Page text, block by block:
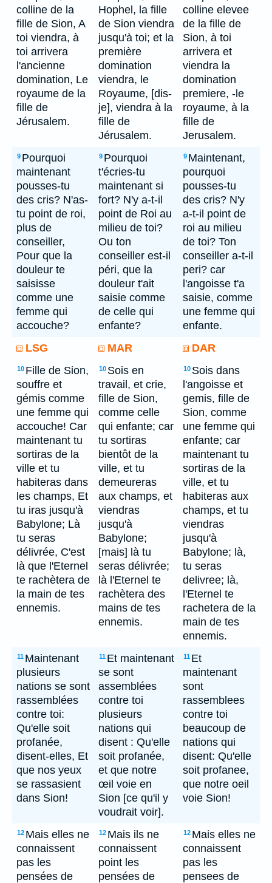
colline de la
fille de Sion, A
toi viendra, à
toi arrivera
l'ancienne
domination, Le
royaume de la
fille de
Jérusalem.
Hophel, la fille
de Sion viendra
jusqu'à toi; et la
première
domination
viendra, le
Royaume, [dis-
je], viendra à la
fille de
Jérusalem.
colline elevee
de la fille de
Sion, à toi
arrivera et
viendra la
domination
premiere, -le
royaume, à la
fille de
Jerusalem.
9 Pourquoi
maintenant
pousses-tu
des cris? N'as-
tu point de roi,
plus de
conseiller,
Pour que la
douleur te
saisisse
comme une
femme qui
accouche?
9 Pourquoi
t'écries-tu
maintenant si
fort? N'y a-t-il
point de Roi au
milieu de toi?
Ou ton
conseiller est-il
péri, que la
douleur t'ait
saisie comme
de celle qui
enfante?
9 Maintenant,
pourquoi
pousses-tu
des cris? N'y
a-t-il point de
roi au milieu
de toi? Ton
conseiller a-t-il
peri? car
l'angoisse t'a
saisie, comme
une femme qui
enfante.
LSG
MAR DAR
10 Fille de Sion,
souffre et
gémis comme
une femme qui
accouche! Car
maintenant tu
sortiras de la
ville et tu
habiteras dans
les champs, Et
tu iras jusqu'à
Babylone; Là
tu seras
délivrée, C'est
là que l'Eternel
te rachètera de
la main de tes
ennemis.
10 Sois en
travail, et crie,
fille de Sion,
comme celle
qui enfante; car
tu sortiras
bientôt de la
ville, et tu
demeureras
aux champs, et
viendras
jusqu'à
Babylone;
[mais] là tu
seras délivrée;
là l'Eternel te
rachètera des
mains de tes
ennemis.
10 Sois dans
l'angoisse et
gemis, fille de
Sion, comme
une femme qui
enfante; car
maintenant tu
sortiras de la
ville, et tu
habiteras aux
champs, et tu
viendras
jusqu'à
Babylone; là,
tu seras
delivree; là,
l'Eternel te
rachetera de la
main de tes
ennemis.
11 Maintenant
plusieurs
nations se sont
rassemblées
contre toi:
Qu'elle soit
profanée,
disent-elles, Et
que nos yeux
se rassasient
dans Sion!
11 Et maintenant
se sont
assemblées
contre toi
plusieurs
nations qui
disent : Qu'elle
soit profanée,
et que notre
œil voie en
Sion [ce qu'il y
voudrait voir].
11 Et
maintenant
sont
rassemblees
contre toi
beaucoup de
nations qui
disent: Qu'elle
soit profanee,
que notre oeil
voie Sion!
12 Mais elles ne
connaissent
pas les
pensées de
12 Mais ils ne
connaissent
point les
pensées de
12 Mais elles ne
connaissent
pas les
pensees de